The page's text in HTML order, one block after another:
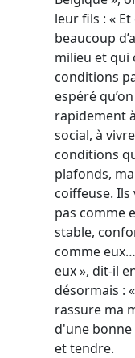
leur fils : «
beaucoup
milieu et qui
conditions
espéré
rapidement
social, à
conditions
plafonds,
coiffeuse. Ils
pas comme
stable,
comme
eux », dit-il
désormais :
rassure ma
d'une
et tendre.